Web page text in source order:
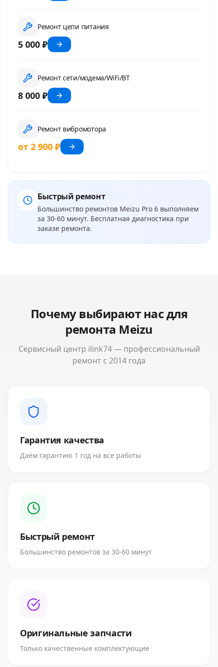
Ремонт цепи питания
5 000 ₽
Ремонт сети/модема/WiFi/BT
8 000 ₽
Ремонт вибромотора
от 2 900 ₽
Быстрый ремонт
Большинство ремонтов Meizu Pro 6 выполняем
за 30-60 минут. Бесплатная диагностика при
заказе ремонта.
Почему выбирают нас для
ремонта Meizu
Сервисный центр ilink74 — профессиональный
ремонт с 2014 года
Гарантия качества
Даём гарантию 1 год на все работы
Быстрый ремонт
Большинство ремонтов за 30-60 минут
Оригинальные запчасти
Только качественные комплектующие